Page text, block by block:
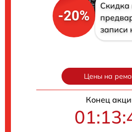
-20%
Скидка
записи
Цены на
Конец